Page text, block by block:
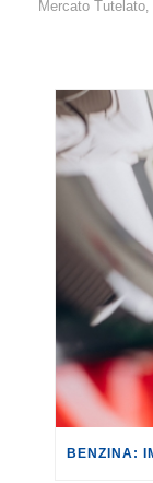
Mercato Tutelato,